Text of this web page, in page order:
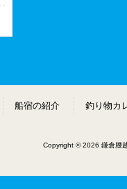
船宿の紹介 釣り物カ
Copyright © 2026 鎌倉腰